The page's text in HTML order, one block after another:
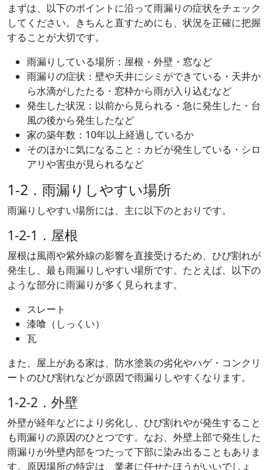
まずは、以下のポイントに沿って雨漏りの症状をチェック
してください。きちんと直すためにも、状況を正確に把握
することが大切です。
雨漏りしている場所：屋根・外壁・窓など
雨漏りの症状：壁や天井にシミができている・天井か
ら水滴がしたたる・窓枠から雨が入り込むなど
発生した状況：以前から見られる・急に発生した・台
風の後から発生したなど
家の築年数：10年以上経過しているか
そのほかに気になること：カビが発生している・シロ
アリや害虫が見られるなど
1-2．雨漏りしやすい場所
雨漏りしやすい場所には、主に以下のとおりです。
1-2-1．屋根
屋根は風雨や紫外線の影響を直接受けるため、ひび割れが
発生し、最も雨漏りしやすい場所です。たとえば、以下の
ような部分に雨漏りが多く見られます。
スレート
漆喰（しっくい）
瓦
また、屋上がある家は、防水塗装の劣化やハゲ・コンクリ
ートのひび割れなどが原因で雨漏りしやすくなります。
1-2-2．外壁
外壁が経年などにより劣化し、ひび割れやが発生すること
も雨漏りの原因のひとつです。なお、外壁上部で発生した
雨漏りが外壁内部をつたって下部に染み出ることもありま
す。原因場所の特定は、業者に任せたほうがいいでしょ